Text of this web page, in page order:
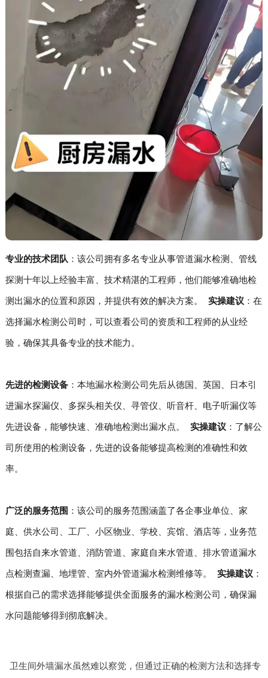
专业的技术团队：该公司拥有多名专业从事管道漏水检测、管线
探测十年以上经验丰富、技术精湛的工程师，他们能够准确地检
测出漏水的位置和原因，并提供有效的解决方案。 实操建议：在
选择漏水检测公司时，可以查看公司的资质和工程师的从业经
验，确保其具备专业的技术能力。
先进的检测设备：本地漏水检测公司先后从德国、英国、日本引
进漏水探漏仪、多探头相关仪、寻管仪、听音杆、电子听漏仪等
先进设备，能够快速、准确地检测出漏水点。 实操建议：了解公
司所使用的检测设备，先进的设备能够提高检测的准确性和效
率。
广泛的服务范围 ：该公司的服务范围涵盖了各企事业单位、家
庭、供水公司、工厂、小区物业、学校、宾馆、酒店等，业务范
围包括自来水管道、消防管道、家庭自来水管道、排水管道漏水
点检测查漏、地埋管、室内外管道漏水检测维修等。 实操建议：
根据自己的需求选择能够提供全面服务的漏水检测公司，确保漏
水问题能够得到彻底解决。
卫生间外墙漏水虽然难以察觉，但通过正确的检测方法和选择专